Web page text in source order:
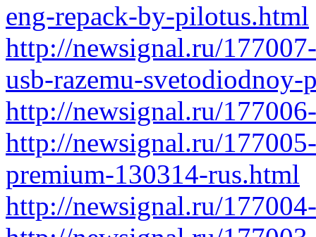
eng-repack-by-pilotus.html
http://newsignal.ru/
usb-razemu-
http://newsignal.ru/
http://newsignal.ru/
premium-130314-rus.html
http://newsignal.ru/